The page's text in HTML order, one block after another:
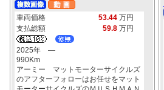
車両価格 53.44 万円
支払総額
59.8 万円
2025年 ―
990Km
アーミー マットモーターサイクルズ
のアフターフォローはお任せをマット